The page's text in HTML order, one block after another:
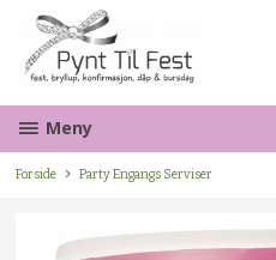
innholdet
Meny
Forside Party Engangs Serviser